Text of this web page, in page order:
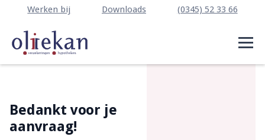
Werken bij Downloads (0345) 52 33 66
Bedankt voor je
aanvraag!